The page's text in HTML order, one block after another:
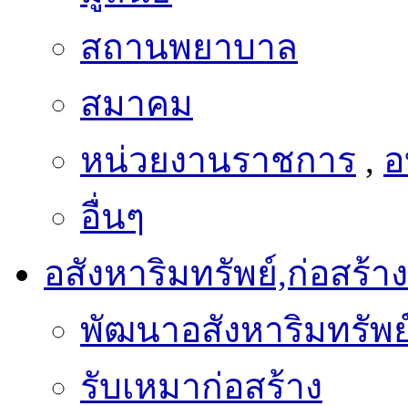
สถานพยาบาล
สมาคม
หน่วยงานราชการ
อื่นๆ
อสังหาริมทรัพย์,ก่อสร้าง
พัฒนาอสังหาริมทรัพ
รับเหมาก่อสร้าง